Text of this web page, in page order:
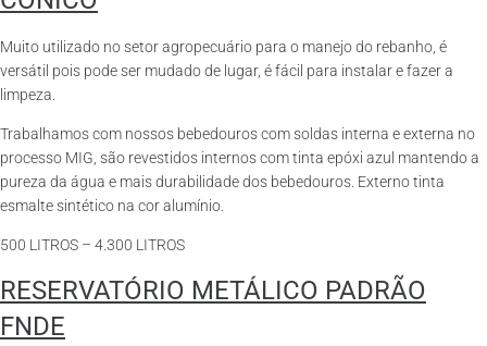
Muito utilizado no setor agropecuário para o manejo do rebanho, é
versátil pois pode ser mudado de lugar, é fácil para instalar e fazer a
limpeza.
Trabalhamos com nossos bebedouros com soldas interna e externa no
processo MIG, são revestidos internos com tinta epóxi azul mantendo a
pureza da água e mais durabilidade dos bebedouros. Externo tinta
esmalte sintético na cor alumínio.
500 LITROS – 4.300 LITROS
RESERVATÓRIO METÁLICO PADRÃO
FNDE